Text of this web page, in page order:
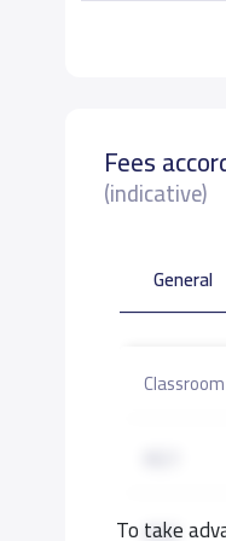
Fees
(indicative)
To take
General
Classroom
KG2